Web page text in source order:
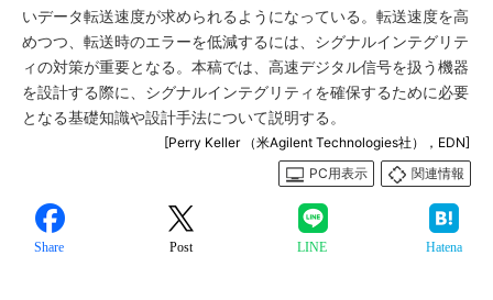
いデータ転送速度が求められるようになっている。転送速度を高
めつつ、転送時のエラーを低減するには、シグナルインテグリテ
ィの対策が重要となる。本稿では、高速デジタル信号を扱う機器
を設計する際に、シグナルインテグリティを確保するために必要
となる基礎知識や設計手法について説明する。
[Perry Keller （米Agilent Technologies社），EDN]
PC用表示
関連情報
Share Post LINE Hatena